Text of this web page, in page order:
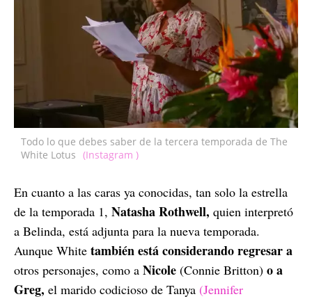
Todo lo que debes saber de la tercera temporada de The
White Lotus (Instagram )
En cuanto a las caras ya conocidas, tan solo la estrella
de la temporada 1, Natasha Rothwell, quien interpretó
a Belinda, está adjunta para la nueva temporada.
Aunque White también está considerando regresar a
otros personajes, como a Nicole (Connie Britton) o a
Greg, el marido codicioso de Tanya (Jennifer